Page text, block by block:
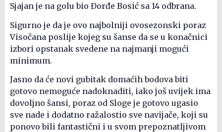
Sjajan je na golu bio Đorđe Bosić sa 14 odbrana.
Sigurno je da je ovo najbolniji ovosezonski poraz
Visočana poslije kojeg su šanse da se u konačnici
izbori opstanak svedene na najmanji mogući
minimum.
Jasno da će novi gubitak domaćih bodova biti
gotovo nemoguće nadoknaditi, iako još uvijek ima
dovoljno šansi, poraz od Sloge je gotovo ugasio
sve nade i dodatno ražalostio sve navijače, koji su
ponovo bili fantastični i u svom prepoznatljivom